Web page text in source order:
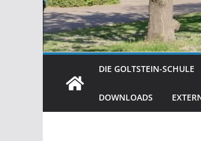
DIE GOLTSTEIN-SCHULE
DOWNLOADS